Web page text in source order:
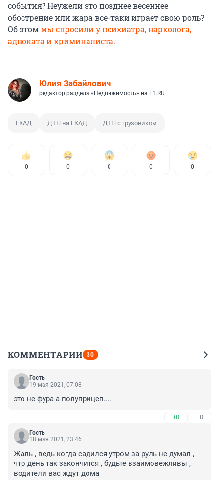
события? Неужели это позднее весеннее
обострение или жара все-таки играет свою роль?
Об этоммы спросили у психиатра, нарколога,
адвоката и криминалиста.
Юлия Забайлович
редактор раздела «Недвижимость» на E1.RU
ЕКАД ДТП на ЕКАД ДТП с грузовиком
0 0 0 0 0
КОММЕНТАРИИ 30
Гость
19 мая 2021, 07:08
это не фура а полуприцеп....
+0 –0
Гость
18 мая 2021, 23:46
Жаль , ведь когда садился утром за руль не думал ,
что день так закончится , будьте взаимовежливы ,
водители вас ждут дома